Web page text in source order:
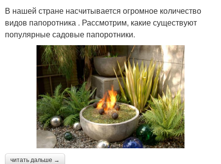
В нашей стране насчитывается огромное количество
видов папоротника . Рассмотрим, какие существуют
популярные садовые папоротники.
читать дальше →